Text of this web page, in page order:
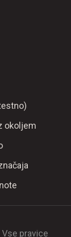
okoljem
pravice